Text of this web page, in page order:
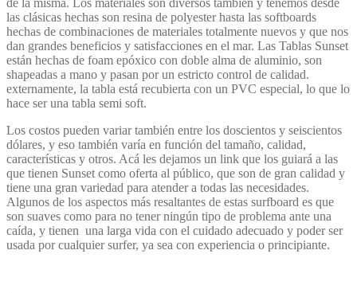
las clásicas hechas son resina de polyester hasta las softboards
hechas de combinaciones de materiales totalmente nuevos y que nos
dan grandes beneficios y satisfacciones en el mar. Las Tablas Sunset
están hechas de foam epóxico con doble alma de aluminio, son
shapeadas a mano y pasan por un estricto control de calidad.
externamente, la tabla está recubierta con un PVC especial, lo que lo
hace ser una tabla semi soft.
Los costos pueden variar también entre los doscientos y seiscientos
dólares, y eso también varía en función del tamaño, calidad,
características y otros. Acá les dejamos un link que los guiará a las
que tienen Sunset como oferta al público, que son de gran calidad y
tiene una gran variedad para atender a todas las necesidades.
Algunos de los aspectos más resaltantes de estas surfboard es que
son suaves como para no tener ningún tipo de problema ante una
caída, y tienen una larga vida con el cuidado adecuado y poder ser
usada por cualquier surfer, ya sea con experiencia o principiante.